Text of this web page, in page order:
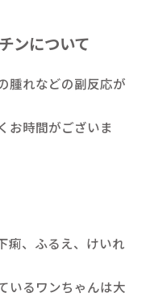
ンについて
腫れなどの副反応が
お時間がございま
痢、ふるえ、けいれ
いるワンちゃんは大